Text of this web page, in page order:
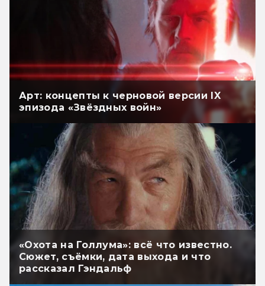
Арт: концепты к черновой версии IX
эпизода «Звёздных войн»
«Охота на Голлума»: всё что известно.
Сюжет, съёмки, дата выхода и что
рассказал Гэндальф